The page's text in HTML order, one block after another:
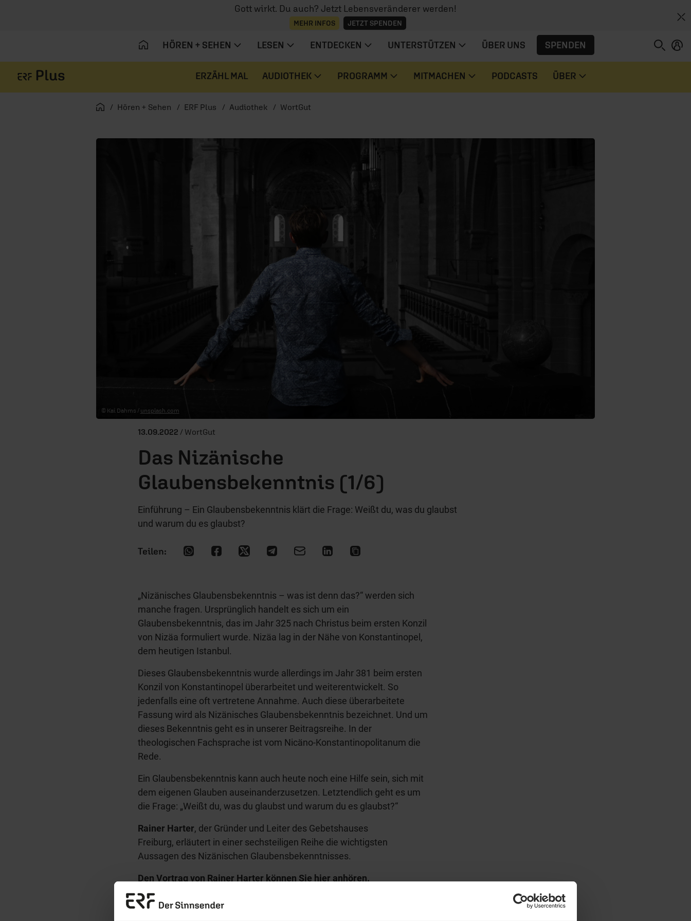
Gott wirkt. Du auch? Jetzt Lebensveränderer werden!
MEHR INFOS JETZT SPENDEN
HÖREN + SEHEN LESEN ENTDECKEN UNTERSTÜTZEN ÜBER UNS SPENDEN
ERZÄHL MAL AUDIOTHEK PROGRAMM MITMACHEN PODCASTS ÜBER
Startseite
Hören + Sehen ERF Plus Audiothek WortGut
© Kai Dahms / unsplash.com
13.09.2022 / WortGut
Das Nizänische
Glaubensbekenntnis (1/6)
Einführung – Ein Glaubensbekenntnis klärt die Frage: Weißt du, was du glaubst
und warum du es glaubst?
„Nizänisches Glaubensbekenntnis – was ist denn das?“ werden sich
manche fragen. Ursprünglich handelt es sich um ein
Glaubensbekenntnis, das im Jahr 325 nach Christus beim ersten Konzil
von Nizäa formuliert wurde. Nizäa lag in der Nähe von Konstantinopel,
dem heutigen Istanbul.
Dieses Glaubensbekenntnis wurde allerdings im Jahr 381 beim ersten
Konzil von Konstantinopel überarbeitet und weiterentwickelt. So
jedenfalls eine oft vertretene Annahme. Auch diese überarbeitete
Fassung wird als Nizänisches Glaubensbekenntnis bezeichnet. Und um
dieses Bekenntnis geht es in unserer Beitragsreihe. In der
theologischen Fachsprache ist vom Nicäno-Konstantinopolitanum die
Rede.
Ein Glaubensbekenntnis kann auch heute noch eine Hilfe sein, sich mit
dem eigenen Glauben auseinanderzusetzen. Letztendlich geht es um
die Frage: „Weißt du, was du glaubst und warum du es glaubst?“
Rainer Harter, der Gründer und Leiter des Gebetshauses
Freiburg, erläutert in einer sechsteiligen Reihe die wichtigsten
Aussagen des Nizänischen Glaubensbekenntnisses.
Den Vortrag von Rainer Harter können Sie hier anhören.
Erzähl mal!